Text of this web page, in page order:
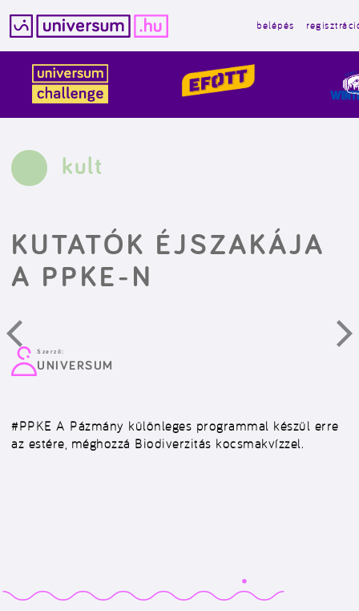
tartalomba
belépés
kult
KUTATÓK ÉJSZAKÁJA
A PPKE-N
Szerző:
UNIVERSUM
#PPKE A Pázmány különleges programmal készül erre
az estére, méghozzá Biodiverzitás kocsmakvízzel.